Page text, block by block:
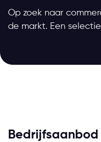
Op zoek naar
de markt. Een
Bedrijfsaanbod